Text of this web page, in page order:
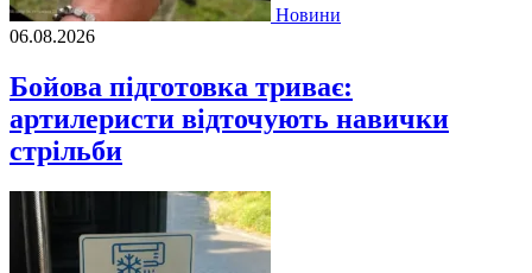
Новини
06.08.2026
Бойова підготовка триває:
артилеристи відточують навички
стрільби